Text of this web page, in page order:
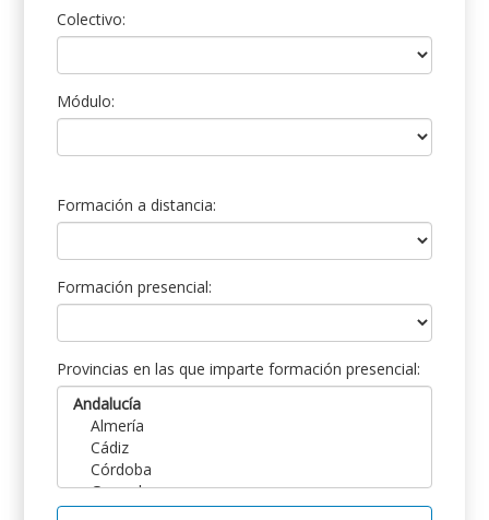
Colectivo:
Módulo:
Formación a distancia:
Formación presencial:
Provincias en las que imparte formación presencial: